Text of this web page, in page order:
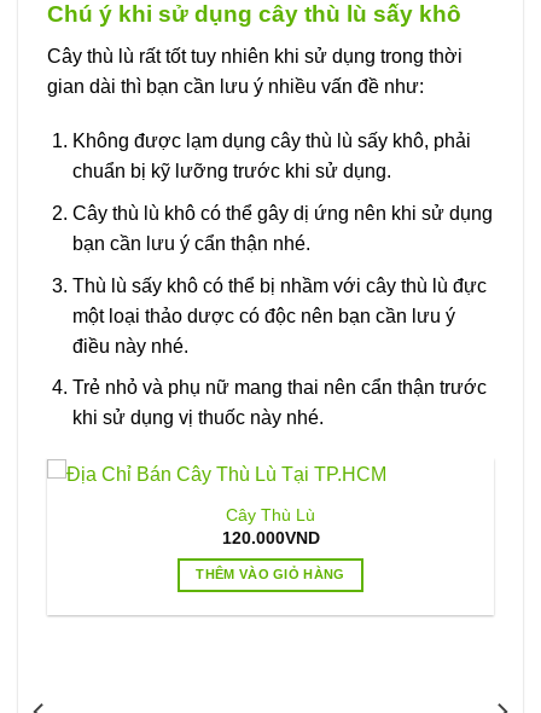
Chú ý khi sử dụng cây thù lù sấy khô
Cây thù lù rất tốt tuy nhiên khi sử dụng trong thời
gian dài thì bạn cần lưu ý nhiều vấn đề như:
Không được lạm dụng cây thù lù sấy khô, phải
chuẩn bị kỹ lưỡng trước khi sử dụng.
Cây thù lù khô có thể gây dị ứng nên khi sử dụng
bạn cần lưu ý cẩn thận nhé.
Thù lù sấy khô có thể bị nhầm với cây thù lù đực
một loại thảo dược có độc nên bạn cần lưu ý
điều này nhé.
Trẻ nhỏ và phụ nữ mang thai nên cẩn thận trước
khi sử dụng vị thuốc này nhé.
Cây Thù Lù
120.000VND
THÊM VÀO GIỎ HÀNG